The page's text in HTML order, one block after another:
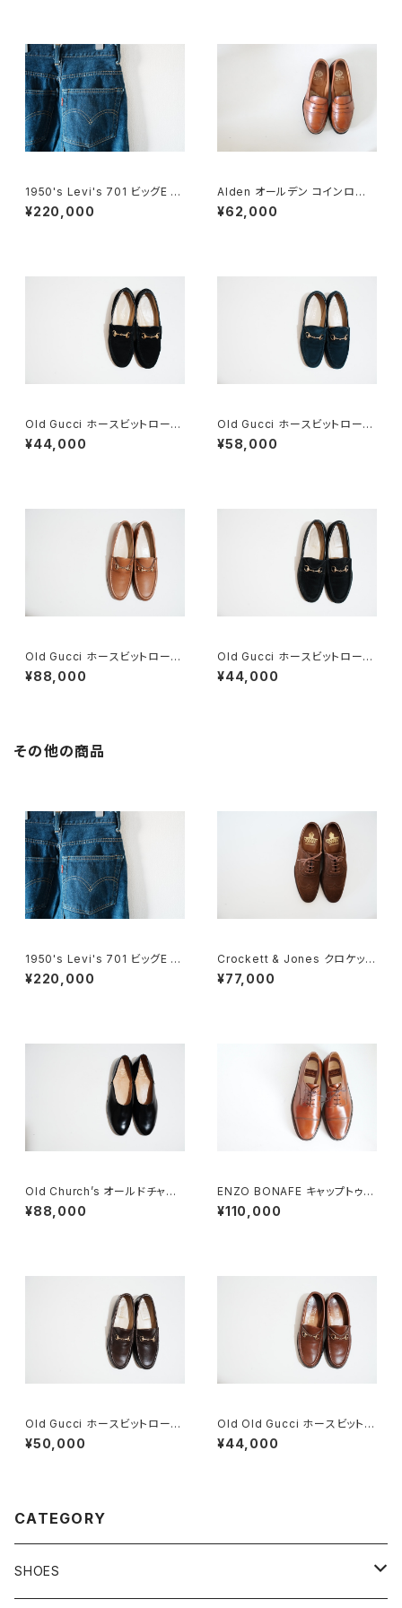
1950's Levi's 701 ビッグE 2
4×30
¥220,000
Alden オールデン コインローフ
ァー #985 6E 旧ロゴ
¥62,000
Old Gucci ホースビットローフ
ァー 6.5B スエードBK
¥44,000
Old Gucci ホースビットローフ
ァー 36C Navy Suede
¥58,000
Old Gucci ホースビットローフ
ァー 38.5C tan ほぼDeadsto
ck
¥88,000
Old Gucci ホースビットローフ
ァー 37C BK Suede
¥44,000
その他の商品
1950's Levi's 701 ビッグE 2
4×30
¥220,000
Crockett & Jones クロケット
&ジョーンズ フルブローグ スエ
ード 7E
¥77,000
Old Church’s オールドチャー
チ ドクターシューズ 9.5F
¥88,000
ENZO BONAFE キャップトゥ 4
4 DEADSTOCK
¥110,000
Old Gucci ホースビットローフ
ァー 35.5C DB
¥50,000
Old Old Gucci ホースビットロ
ーファー 36C BRラバーソール
¥44,000
CATEGORY
SHOES